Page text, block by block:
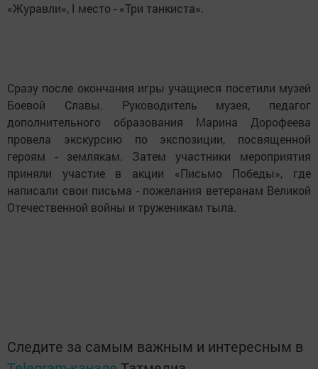
«Журавли», I место - «Три танкиста».
Сразу после окончания игры учащиеся посетили музей
Боевой Славы. Руководитель музея, педагог
дополнительного образования Марина Дорофеева
провела экскурсию по экспозиции, посвященной
героям - землякам. Затем участники мероприятия
приняли участие в акции «Письмо Победы», где
написали свои письма - пожелания ветеранам Великой
Отечественной войны и труженикам тыла.
Следите за самым важным и интересным в